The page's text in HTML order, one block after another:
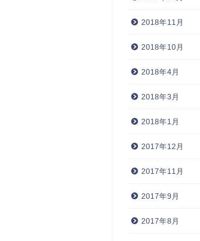
2018年11月
2018年10月
2018年4月
2018年3月
2018年1月
2017年12月
2017年11月
2017年9月
2017年8月